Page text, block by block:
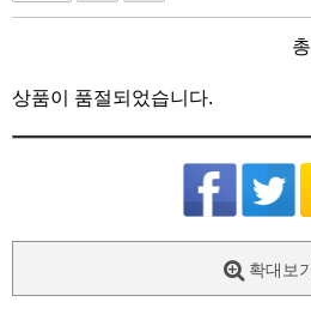
상품이 품절되었습니다.
확대보